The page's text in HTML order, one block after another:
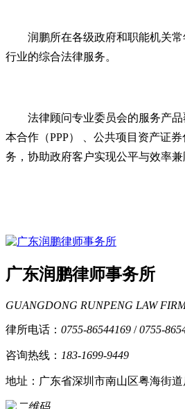
润鹏所在各级政府和职能机关
行业的综合法律服务。
法律顾问专业委员会的服务产
本合作（PPP） 、公共项目资产证
务，协助政府客户实现公平与效率
广东润鹏律师事务所
GUANGDONG RUNPENG LAW
律所电话： 0755-86544169 /0755-
咨询热线： 183-1699-9449
地址：广东省深圳市南山区粤海街